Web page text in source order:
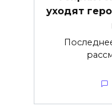
уходят